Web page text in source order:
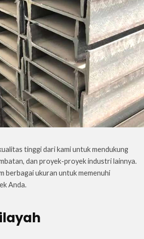
tinggi dari kami untuk mendukung
dan proyek-proyek industri lainnya.
berbagai ukuran untuk memenuhi
Anda.